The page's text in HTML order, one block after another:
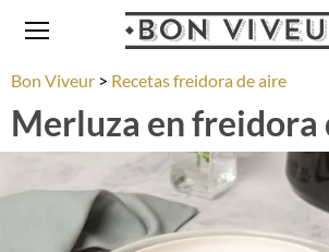
Bon Viveur Recetas freidora de aire
Merluza en freidora